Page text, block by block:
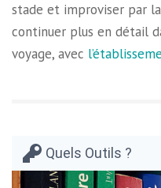
stade et improviser par
continuer plus en détail
voyage, avec
Quels Outils ?